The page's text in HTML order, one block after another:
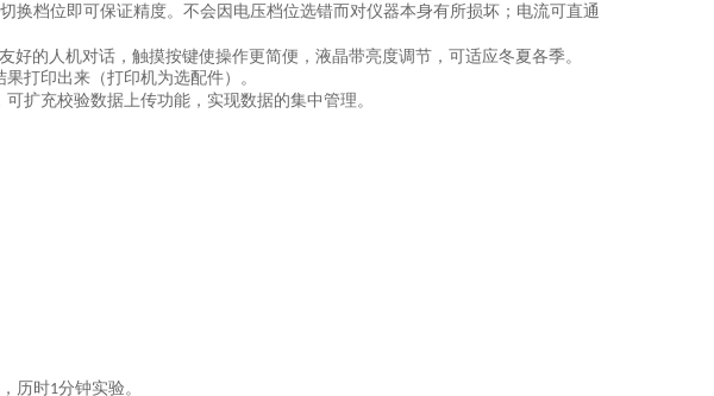
切换档位即可保证精度。不会因电压档位选错而对仪器本身有所损坏；电流可直通
的人机对话，触摸按键使操作更简便，液晶带亮度调节，可适应冬夏各季。
打印出来（打印机为选配件）。
可扩充校验数据上传功能，实现数据的集中管理。
历时1分钟实验。